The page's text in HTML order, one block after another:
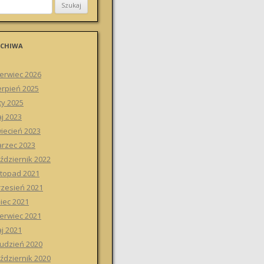
2026
2025
2025
2023
2023
2023
2022
2021
2021
2021
2021
2021
2020
2020